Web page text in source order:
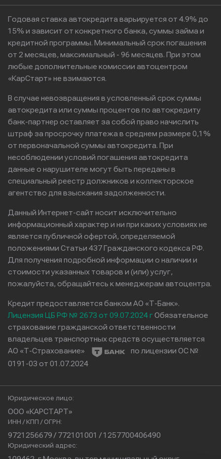
Годовая ставка автокредита варьируется от 4.9% до
15% и зависит от конкретного банка, суммы займа и
кредитной программы. Минимальный срок погашения
от 2 месяцев, максимальный - 96 месяцев. При этом
любые дополнительные комиссии автоцентром
«КарСтарт» не взимаются.
В случае невозвращения в условленный срок суммы
автокредита или суммы процентов по автокредиту
банк-партнер оставляет за собой право начислить
штраф за просрочку платежа в среднем размере 0,1%
от первоначальной суммы автокредита. При
несоблюдении условий погашения автокредита
данные о нарушителе могут быть переданы в
специальный реестр должников и коллекторское
агентство для взыскания задолженности.
Данный Интернет-сайт носит исключительно
информационный характер и ни при каких условиях не
является публичной офертой, определяемой
положениями Статьи 437 Гражданского кодекса РФ.
Для получения подробной информации о наличии и
стоимости указанных товаров и (или) услуг,
пожалуйста, обращайтесь к менеджерам автоцентра.
Кредит предоставляется банком АО «Т-Банк».
Лицензия ЦБ РФ № 2673 от 09.07.2024 гОбязательное
страхование гражданской ответственности
владельцев транспортных средств осуществляется
АО «Т-Страхование»
по лицензии ОС №
0191-03 от 01.07.2024
Юридическое лицо:
ООО «КАРСТАРТ»
ИНН / КПП / ОГРН:
9721256679 / 772101001 / 1257700406490
Юридический адрес: